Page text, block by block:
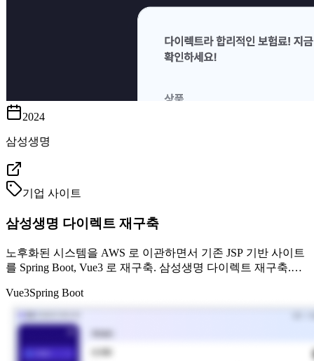
2024
삼성생명
기업 사이트
삼성생명 다이렉트 재구축
노후화된 시스템을 AWS 로 이관하면서 기존 JSP 기반 사이트
를 Spring Boot, Vue3 로 재구축. 삼성생명 다이렉트 재구축.
Vue3Spring Boot